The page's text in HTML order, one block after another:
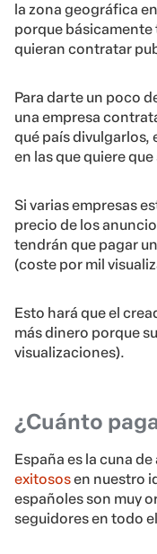
la zona geográfica
porque básicamente
quieran contratar
Para darte un poco
una empresa
qué país divulgarlos,
en las que quiere
Si varias empresas
precio de los
tendrán que pagar
(coste por mil
Esto hará que el
más dinero porque
visualizaciones).
¿Cuánto
España es la cuna
exitososen nuestro
españoles son muy
seguidores en todo